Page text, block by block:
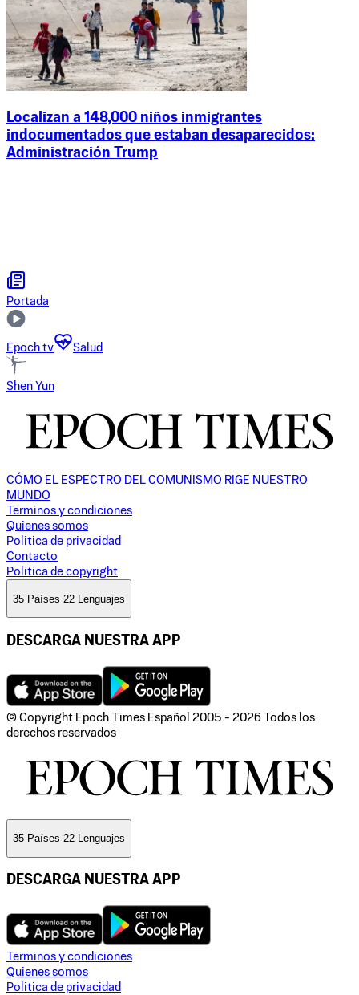
Localizan a 148,000 niños inmigrantes
indocumentados que estaban desaparecidos:
Administración Trump
Portada
Epoch tv Salud
Shen Yun
CÓMO EL ESPECTRO DEL COMUNISMO RIGE NUESTRO
MUNDO
Terminos y condiciones
Quienes somos
Politica de privacidad
Contacto
Politica de copyright
35 Países 22 Lenguajes
DESCARGA NUESTRA APP
© Copyright Epoch Times Español 2005 - 2026 Todos los
derechos reservados
35 Países 22 Lenguajes
DESCARGA NUESTRA APP
Terminos y condiciones
Quienes somos
Politica de privacidad